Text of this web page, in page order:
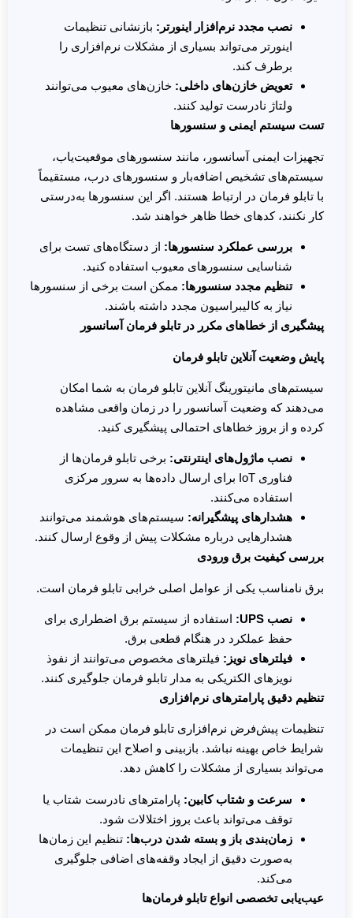
نصب مجدد نرم‌افزار اینورتر : بازنشانی تنظیمات
اینورتر می‌تواند بسیاری از مشکلات نرم‌افزاری را
برطرف کند.
تعویض خازن‌های داخلی: خازن‌های معیوب می‌توانند
ولتاژ نادرست تولید کنند.
تست سیستم ایمنی و سنسورها
تجهیزات ایمنی آسانسور، مانند سنسورهای موقعیت‌یاب،
سیستم‌های تشخیص اضافه‌بار و سنسورهای درب، مستقیماً
با تابلو فرمان در ارتباط هستند. اگر این سنسورها به‌درستی
کار نکنند، کدهای خطا ظاهر خواهند شد.
بررسی عملکرد سنسورها: از دستگاه‌های تست برای
شناسایی سنسورهای معیوب استفاده کنید.
تنظیم مجدد سنسورها: ممکن است برخی از سنسورها
نیاز به کالیبراسیون مجدد داشته باشند.
پیشگیری از خطاهای مکرر در تابلو فرمان آسانسور
پایش وضعیت آنلاین تابلو فرمان
سیستم‌های مانیتورینگ آنلاین تابلو فرمان به شما امکان
می‌دهند که وضعیت آسانسور را در زمان واقعی مشاهده
کرده و از بروز خطاهای احتمالی پیشگیری کنید.
نصب ماژول‌های اینترنتی: برخی تابلو فرمان‌ها از
فناوری IoT برای ارسال داده‌ها به سرور مرکزی
استفاده می‌کنند.
هشدارهای پیشگیرانه: سیستم‌های هوشمند می‌توانند
هشدارهایی درباره مشکلات پیش از وقوع ارسال کنند.
بررسی کیفیت برق ورودی
برق نامناسب یکی از عوامل اصلی خرابی تابلو فرمان است.
نصب UPS:
استفاده از سیستم برق اضطراری برای
حفظ عملکرد در هنگام قطعی برق.
فیلترهای نویز : فیلترهای مخصوص می‌توانند از نفوذ
نویزهای الکتریکی به مدار تابلو فرمان جلوگیری کنند.
تنظیم دقیق پارامترهای نرم‌افزاری
تنظیمات پیش‌فرض نرم‌افزاری تابلو فرمان ممکن است در
شرایط خاص بهینه نباشد. بازبینی و اصلاح این تنظیمات
می‌تواند بسیاری از مشکلات را کاهش دهد.
سرعت و شتاب کابین: پارامترهای نادرست شتاب یا
توقف می‌تواند باعث بروز اختلالات شود.
زمان‌بندی باز و بسته شدن درب‌ها: تنظیم این زمان‌ها
به‌صورت دقیق از ایجاد وقفه‌های اضافی جلوگیری
می‌کند.
عیب‌یابی تخصصی انواع تابلو فرمان‌ها